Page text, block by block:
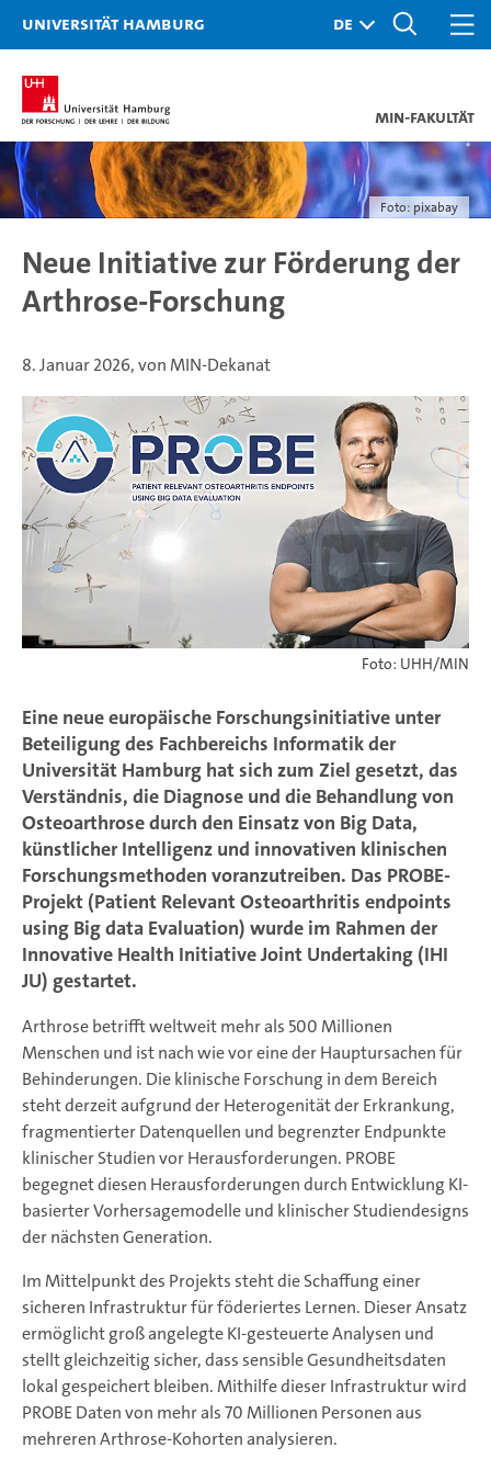
Universität Hamburg
MIN-Fakultät
Foto: pixabay
Neue Initiative zur Förderung der
Arthrose-Forschung
8. Januar 2026, von MIN-Dekanat
Foto: UHH/MIN
Eine neue europäische Forschungsinitiative unter
Beteiligung des Fachbereichs Informatik der
Universität Hamburg hat sich zum Ziel gesetzt, das
Verständnis, die Diagnose und die Behandlung von
Osteoarthrose durch den Einsatz von Big Data,
künstlicher Intelligenz und innovativen klinischen
Forschungsmethoden voranzutreiben. Das PROBE-
Projekt (Patient Relevant Osteoarthritis endpoints
using Big data Evaluation) wurde im Rahmen der
Innovative Health Initiative Joint Undertaking (IHI
JU) gestartet.
Arthrose betrifft weltweit mehr als 500 Millionen
Menschen und ist nach wie vor eine der Hauptursachen für
Behinderungen. Die klinische Forschung in dem Bereich
steht derzeit aufgrund der Heterogenität der Erkrankung,
fragmentierter Datenquellen und begrenzter Endpunkte
klinischer Studien vor Herausforderungen. PROBE
begegnet diesen Herausforderungen durch Entwicklung KI-
basierter Vorhersagemodelle und klinischer Studiendesigns
der nächsten Generation.
Im Mittelpunkt des Projekts steht die Schaffung einer
sicheren Infrastruktur für föderiertes Lernen. Dieser Ansatz
ermöglicht groß angelegte KI-gesteuerte Analysen und
stellt gleichzeitig sicher, dass sensible Gesundheitsdaten
lokal gespeichert bleiben. Mithilfe dieser Infrastruktur wird
PROBE Daten von mehr als 70 Millionen Personen aus
mehreren Arthrose-Kohorten analysieren.